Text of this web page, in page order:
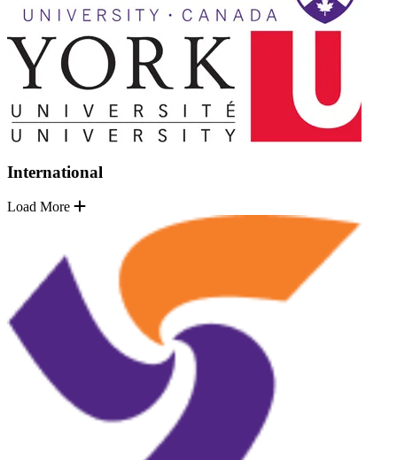
International
Load More